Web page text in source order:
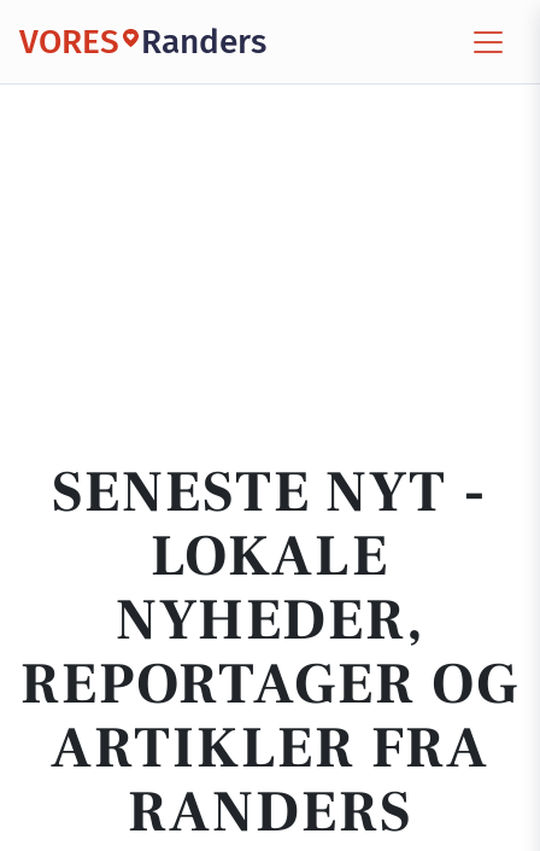
VORES Randers
SENESTE NYT -
LOKALE
NYHEDER,
REPORTAGER OG
ARTIKLER FRA
RANDERS